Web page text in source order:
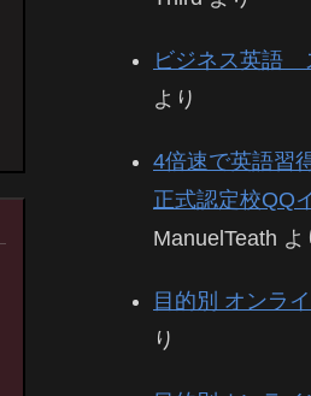
ビジネス英語
より
4倍速で英語習
正式認定校QQ
ManuelTeath よ
目的別 オンラ
り